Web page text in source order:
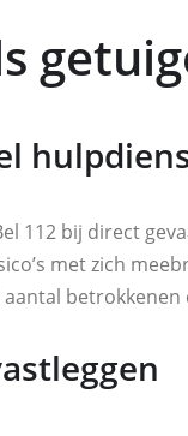
112 bij direct
met zich